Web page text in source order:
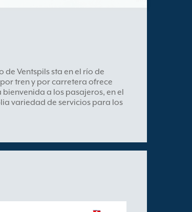
de Ventspils sta en el río de
tren y por carretera ofrece
a los pasajeros, en el
variedad de servicios para los